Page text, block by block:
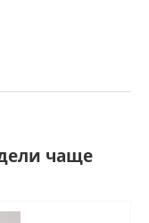
чаще